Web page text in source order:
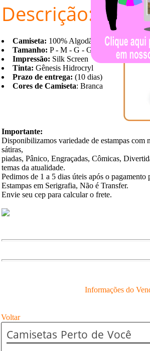
Descrição:
Camiseta: 100% Algodão
Tamanho: P - M - G - GG
Impressão: Silk Screen
Tinta: Gênesis Hidrocryl
Prazo de entrega: (10 dias)
Cores de Camiseta: Branca
Importante:
Disponibilizamos variedade de estampas com
sátiras,
piadas, Pânico, Engraçadas, Cômicas,
temas da atualidade.
Pedimos de 1 a 5 dias úteis após o pagamento
Estampas em Serigrafia, Não é Transfer.
Envie seu cep para calcular o frete.
Informações do
Voltar
Camisetas Perto de Você